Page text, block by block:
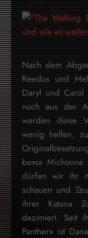
Nach dem
Reedus und
Daryl und
noch aus der
werden diese
wenig helfen,
bevor Michonne
dürfen wir ihr
schauen und
ihrer Katana
dezimiert. Seit
Panther» ist